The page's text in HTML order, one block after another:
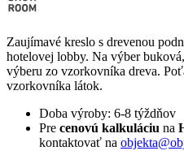
Zaujímavé kreslo s drevenou
hotelovej lobby. Na výber
výberu zo vzorkovníka dreva.
vzorkovníka látok.
Doba výroby: 6-8 týždňov
Pre cenovú kalkuláciu na
kontaktovať na